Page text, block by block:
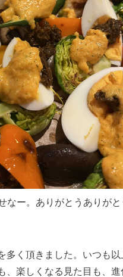
ー。ありがとうありがと
く頂きました。いつも
楽しくなる見た目も、